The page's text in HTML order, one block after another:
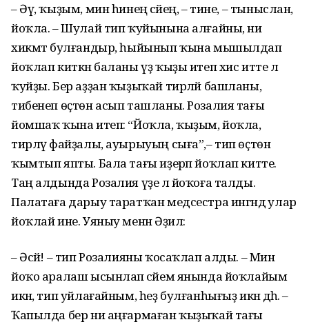
– Әү, ҡыҙым, мин һинең әсәйең, – тине, – тыныслан,
йоҡла. – Шулай тип ҡуйынына алғайны, ни
хикмәт булғандыр, һыйынып ҡына мышылдап
йоҡлап киткән баланы үҙ ҡыҙы итеп хис итте лә
ҡуйҙы. Бер аҙҙан ҡыҙыҡай тирләй башланы,
тибенеп өҫтөн асып ташланы. Розалия тағы
йомшаҡ ҡына итеп: “Йоҡла, ҡыҙым, йоҡла,
тирләү файҙалы, ауырыуың сыға”,– тип өҫтөн
ҡымтып япты. Бала тағы иҙерәп йоҡлап китте.
Таң алдында Розалия үҙе лә йоҡоға талды.
Палатаға дарыу таратҡан медсестра ингәндә улар
йоҡлай ине. Уяныу менән Әҙилә:
– Әсәй! – тип Розалияны ҡосаҡлап алды. – Мин
йоҡо аралаш ысынлап әсәйем янында йоҡлайым
икән, тип уйлағайным, һеҙ булғанһығыҙ икән дәһә. –
Ҡапылда бер ни аңғармаған ҡыҙыҡай тағы